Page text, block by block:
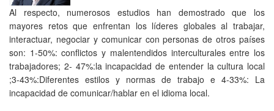
Al respecto, numerosos estudios han demostrado que los
mayores retos que enfrentan los líderes globales al trabajar,
interactuar, negociar y comunicar con personas de otros países
son: 1-50%: conflictos y malentendidos interculturales entre los
trabajadores; 2- 47%:la incapacidad de entender la cultura local
;3-43%:Diferentes estilos y normas de trabajo e 4-33%: La
incapacidad de comunicar/hablar en el idioma local.